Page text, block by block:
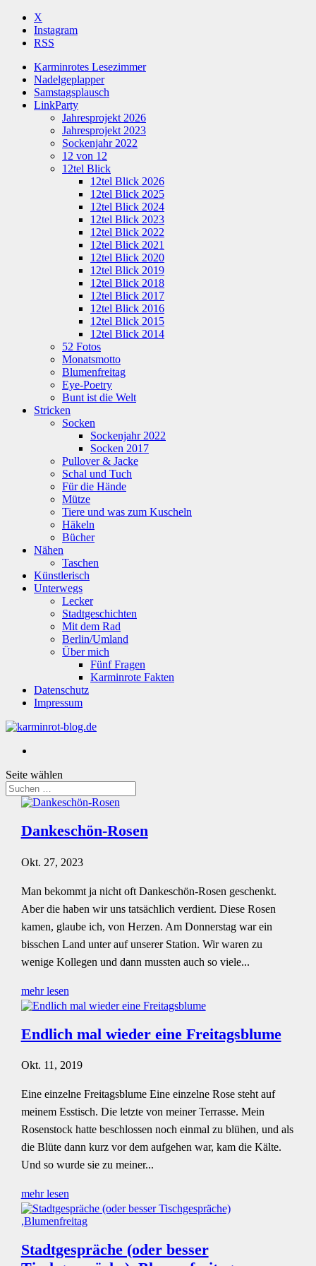
X
Instagram
RSS
Karminrotes Lesezimmer
Nadelgeplapper
Samstagsplausch
LinkParty
Jahresprojekt 2026
Jahresprojekt 2023
Sockenjahr 2022
12 von 12
12tel Blick
12tel Blick 2026
12tel Blick 2025
12tel Blick 2024
12tel Blick 2023
12tel Blick 2022
12tel Blick 2021
12tel Blick 2020
12tel Blick 2019
12tel Blick 2018
12tel Blick 2017
12tel Blick 2016
12tel Blick 2015
12tel Blick 2014
52 Fotos
Monatsmotto
Blumenfreitag
Eye-Poetry
Bunt ist die Welt
Stricken
Socken
Sockenjahr 2022
Socken 2017
Pullover & Jacke
Schal und Tuch
Für die Hände
Mütze
Tiere und was zum Kuscheln
Häkeln
Bücher
Nähen
Taschen
Künstlerisch
Unterwegs
Lecker
Stadtgeschichten
Mit dem Rad
Berlin/Umland
Über mich
Fünf Fragen
Karminrote Fakten
Datenschutz
Impressum
Seite wählen
Dankeschön-Rosen
Okt. 27, 2023
Man bekommt ja nicht oft Dankeschön-Rosen geschenkt.
Aber die haben wir uns tatsächlich verdient. Diese Rosen
kamen, glaube ich, von Herzen. Am Donnerstag war ein
bisschen Land unter auf unserer Station. Wir waren zu
wenige Kollegen und dann mussten auch so viele...
mehr lesen
Endlich mal wieder eine Freitagsblume
Okt. 11, 2019
Eine einzelne Freitagsblume Eine einzelne Rose steht auf
meinem Esstisch. Die letzte von meiner Terrasse. Mein
Rosenstock hatte beschlossen noch einmal zu blühen, und als
die Blüte dann kurz vor dem aufgehen war, kam die Kälte.
Und so wurde sie zu meiner...
mehr lesen
Stadtgespräche (oder besser